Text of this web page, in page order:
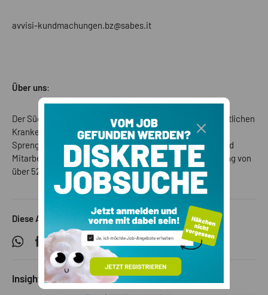
avvisi-kundmachungen.bz@sabes.it
Über uns:
Der Südtiroler Sanitätsbetrieb ist der Verbund von 7 öffentlichen
Krankenhäusern, 20 Gesundheitssprengeln und 14
Sprengelstützpunkten mit fast 11.000 Mitarbeiterinnen und
Mitarbeitern verantwortlich für die Gesundheitsversorgung von
über 520.000 Bürgerinnen und Bürgern in Südtirol.
Diese Anzeige teilen
Insights - Ein Blick ins Innere